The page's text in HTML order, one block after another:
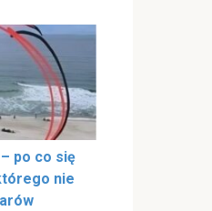
po co się
nie